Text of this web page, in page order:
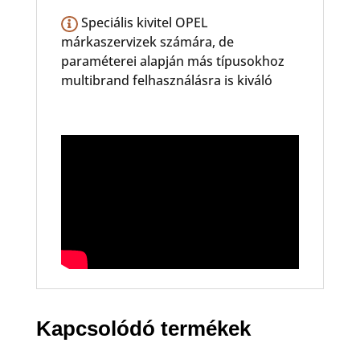
Speciális kivitel OPEL
márkaszervizek számára, de
paraméterei alapján más típusokhoz
multibrand felhasználásra is kiváló
Kapcsolódó termékek